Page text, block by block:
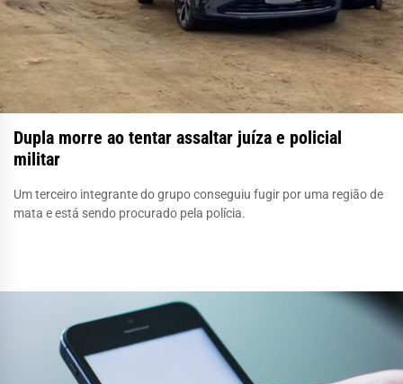
Dupla morre ao tentar assaltar juíza e policial
militar
Um terceiro integrante do grupo conseguiu fugir por uma região de
mata e está sendo procurado pela polícia.